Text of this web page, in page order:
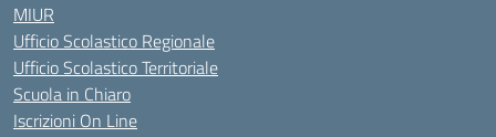
MIUR
Ufficio Scolastico Regionale
Ufficio Scolastico Territoriale
Scuola in Chiaro
Iscrizioni On Line